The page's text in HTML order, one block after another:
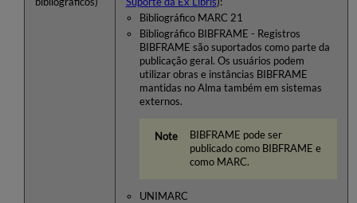
Bibliográfico MARC 21
Bibliográfico BIBFRAME - Registros
BIBFRAME são suportados como parte da
publicação geral. Os usuários podem
utilizar obras e instâncias BIBFRAME
mantidas no Alma também em sistemas
externos.
BIBFRAME pode ser
publicado como BIBFRAME e
como MARC.
UNIMARC